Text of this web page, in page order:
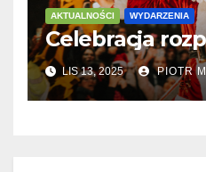
AKTUALNOŚCI WYDARZENIA
Celebracja
LIS 13, 2025 PIOTR